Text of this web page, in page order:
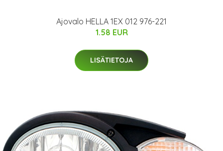
Ajovalo HELLA 1EX 012 976-221
1.58 EUR
LISÄTIETOJA